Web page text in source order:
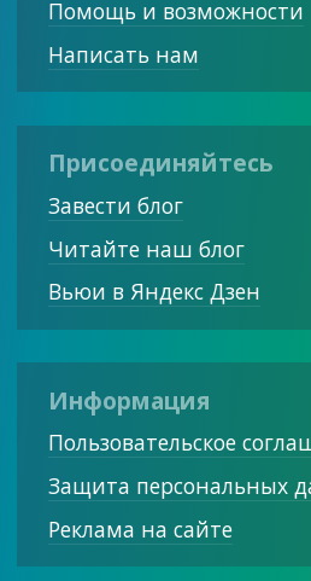
Помощь и возможности
Написать нам
Присоединяйтесь
Завести блог
Читайте наш блог
Вьюи в Яндекс Дзен
Информация
Пользовательское
Защита персональных
Реклама на сайте